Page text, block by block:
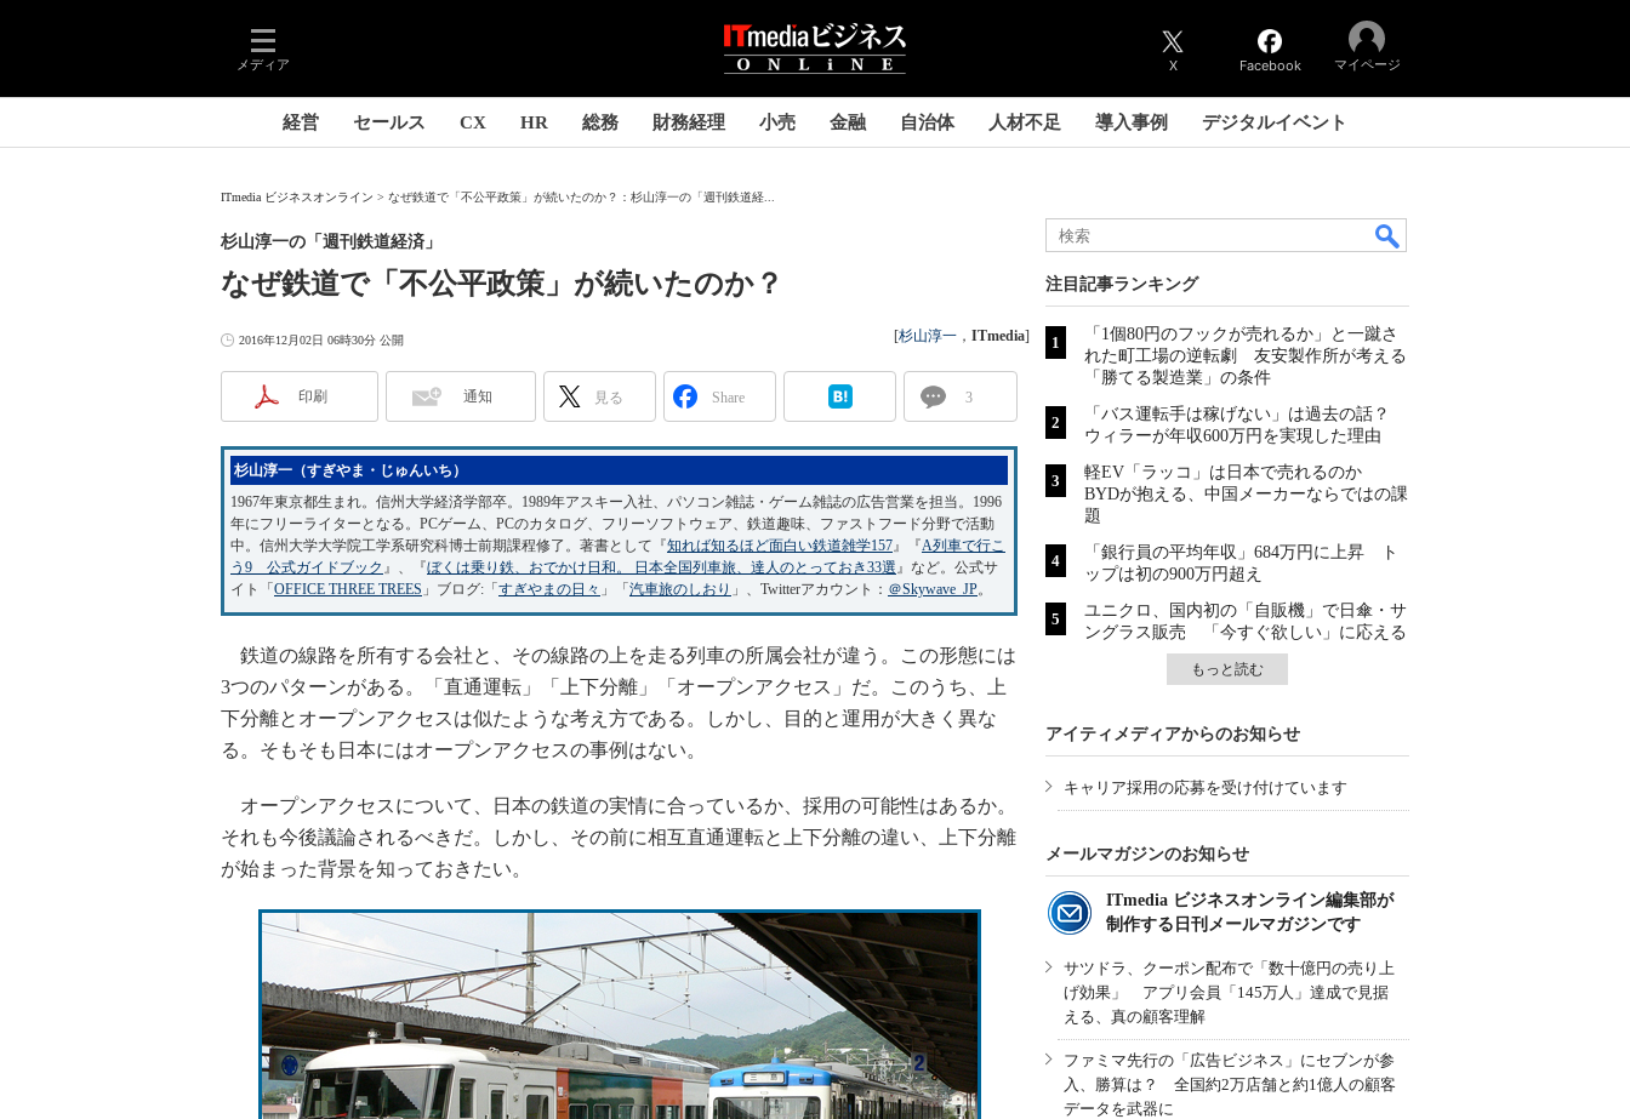
メディア X Facebook マイページ
経営 セールス CX HR 総務 財務経理 小売 金融 自治体 人材不足 導入事例 デジタルイベント
ITmedia ビジネスオンライン なぜ鉄道で「不公平政策」が続いたのか？：杉山淳一の「週刊鉄道経...
なぜ鉄道で「不公平政策」が続いたのか？
杉山淳一の「週刊鉄道経済」
2016年12月02日 06時30分 公開 [杉山淳一 ， ITmedia]
印刷 通知 見る Share 3
杉山淳一（すぎやま・じゅんいち）
1967年東京都生まれ。信州大学経済学部卒。1989年アスキー入社、パソコン雑誌・ゲーム雑誌の広告営業を担当。1996
年にフリーライターとなる。PCゲーム、PCのカタログ、フリーソフトウェア、鉄道趣味、ファストフード分野で活動
中。信州大学大学院工学系研究科博士前期課程修了。著書として『知れば知るほど面白い鉄道雑学157』『A列車で行こ
う9 公式ガイドブック 』、『ぼくは乗り鉄、おでかけ日和。 日本全国列車旅、達人のとっておき33選』など。公式サ
イト「 OFFICE THREE TREES 」ブログ:「 すぎやまの日々 」「 汽車旅のしおり 」、Twitterアカウント： ＠Skywave_JP。
鉄道の線路を所有する会社と、その線路の上を走る列車の所属会社が違う。この形態には
3つのパターンがある。「直通運転」「上下分離」「オープンアクセス」だ。このうち、上
下分離とオープンアクセスは似たような考え方である。しかし、目的と運用が大きく異な
る。そもそも日本にはオープンアクセスの事例はない。
オープンアクセスについて、日本の鉄道の実情に合っているか、採用の可能性はあるか。
それも今後議論されるべきだ。しかし、その前に相互直通運転と上下分離の違い、上下分離
が始まった背景を知っておきたい。
注目記事ランキング
「1個80円のフックが売れるか」と一蹴さ
れた町工場の逆転劇 友安製作所が考える
「勝てる製造業」の条件
「バス運転手は稼げない」は過去の話？
ウィラーが年収600万円を実現した理由
軽EV「ラッコ」は日本で売れるのか
BYDが抱える、中国メーカーならではの課
題
「銀行員の平均年収」684万円に上昇 ト
ップは初の900万円超え
ユニクロ、国内初の「自販機」で日傘・サ
ングラス販売 「今すぐ欲しい」に応える
もっと読む
アイティメディアからのお知らせ
キャリア採用の応募を受け付けています
メールマガジンのお知らせ
ITmedia ビジネスオンライン編集部が
制作する日刊メールマガジンです
サツドラ、クーポン配布で「数十億円の売り上
げ効果」 アプリ会員「145万人」達成で見据
える、真の顧客理解
ファミマ先行の「広告ビジネス」にセブンが参
入、勝算は？ 全国約2万店舗と約1億人の顧客
データを武器に